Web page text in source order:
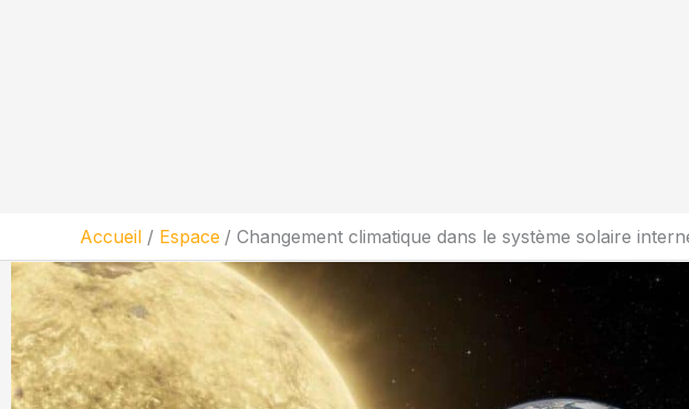
Accueil Espace Changement climatique dans le système solaire